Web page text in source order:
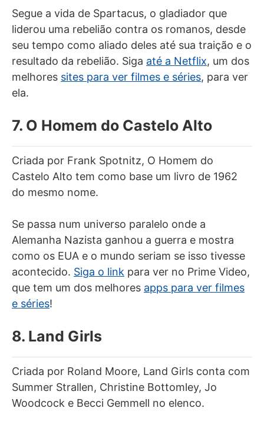
Segue a vida de Spartacus, o gladiador que
liderou uma rebelião contra os romanos, desde
seu tempo como aliado deles até sua traição e o
resultado da rebelião. Siga até a Netflix, um dos
melhores sites para ver filmes e séries, para ver
ela.
7. O Homem do Castelo Alto
Criada por Frank Spotnitz, O Homem do
Castelo Alto tem como base um livro de 1962
do mesmo nome.
Se passa num universo paralelo onde a
Alemanha Nazista ganhou a guerra e mostra
como os EUA e o mundo seriam se isso tivesse
acontecido. Siga o link para ver no Prime Video,
que tem um dos melhores apps para ver filmes
e séries!
8. Land Girls
Criada por Roland Moore, Land Girls conta com
Summer Strallen, Christine Bottomley, Jo
Woodcock e Becci Gemmell no elenco.